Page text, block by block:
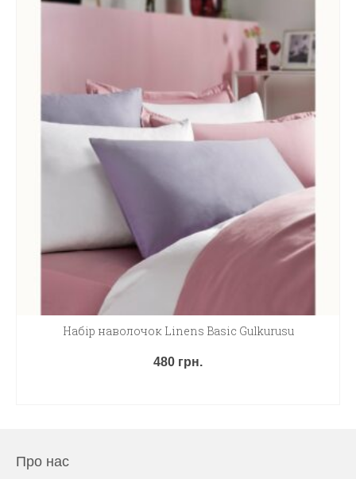
Набір наволочок Linens Basic Gulkurusu
480 грн.
Про нас